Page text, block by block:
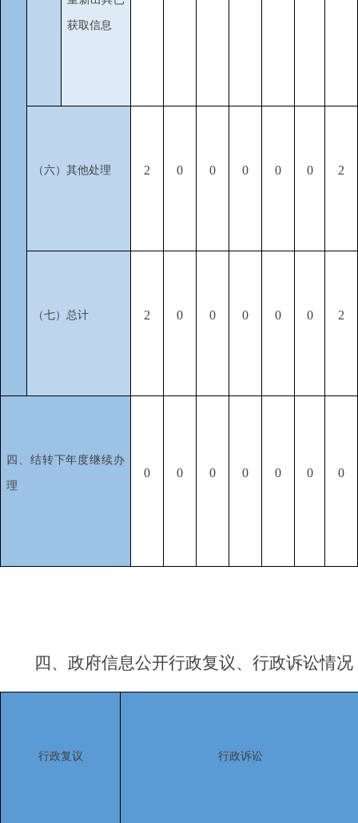
获取信息
（六）其他处理 2 0 0 0 0 0 2
（七）总计 2 0 0 0 0 0 2
四、结转下年度继续办
理
0 0 0 0 0 0 0
四、 政府信息公开行政复议、行政诉讼情况
行政复议 行政诉讼